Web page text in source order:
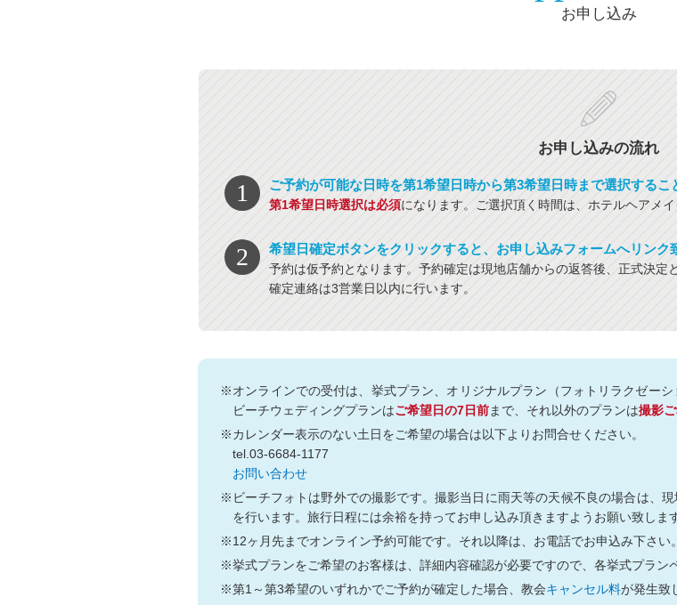
お申し込み
お申し込みの流れ
ご予約が可能な日時を第1希望日時から第3希望日時まで選択するこ
第1希望日時選択は必須になります。ご選択頂く時間は、ホテルヘアメイ
希望日確定ボタンをクリックすると、お申し込みフォームへリンク
予約は仮予約となります。予約確定は現地店舗からの返答後、正式決定
確定連絡は3営業日以内に行います。
※オンラインでの受付は、挙式プラン、オリジナルプラン（フォトリラクゼー
ビーチウェディングプランはご希望日の7日前まで、それ以外のプランは撮影
※カレンダー表示のない土日をご希望の場合は以下よりお問合せください。
tel.03-6684-1177
お問い合わせ
※ビーチフォトは野外での撮影です。撮影当日に雨天等の天候不良の場合は、
を行います。旅行日程には余裕を持ってお申し込み頂きますようお願い致します
※12ヶ月先までオンライン予約可能です。それ以降は、お電話でお申込み下さい。
※挙式プランをご希望のお客様は、詳細内容確認が必要ですので、各挙式プラン
※第1～第3希望のいずれかでご予約が確定した場合、教会キャンセル料が発生致